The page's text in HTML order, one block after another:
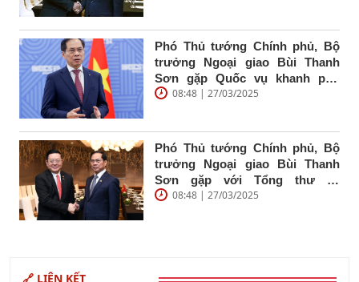
ASEAN lần thứ hai
Phó Thủ tướng Chính phủ, Bộ
trưởng Ngoại giao Bùi Thanh
Sơn gặp Quốc vụ khanh phụ
trách ngoại giao, môi trường và
08:48 | 27/03/2025
Phó Thủ tướng Chính phủ, Bộ
trưởng Ngoại giao Bùi Thanh
Sơn gặp với Tổng thư ký
ASEAN Kao Kim Hourn
08:48 | 27/03/2025
🔗 LIÊN KẾT